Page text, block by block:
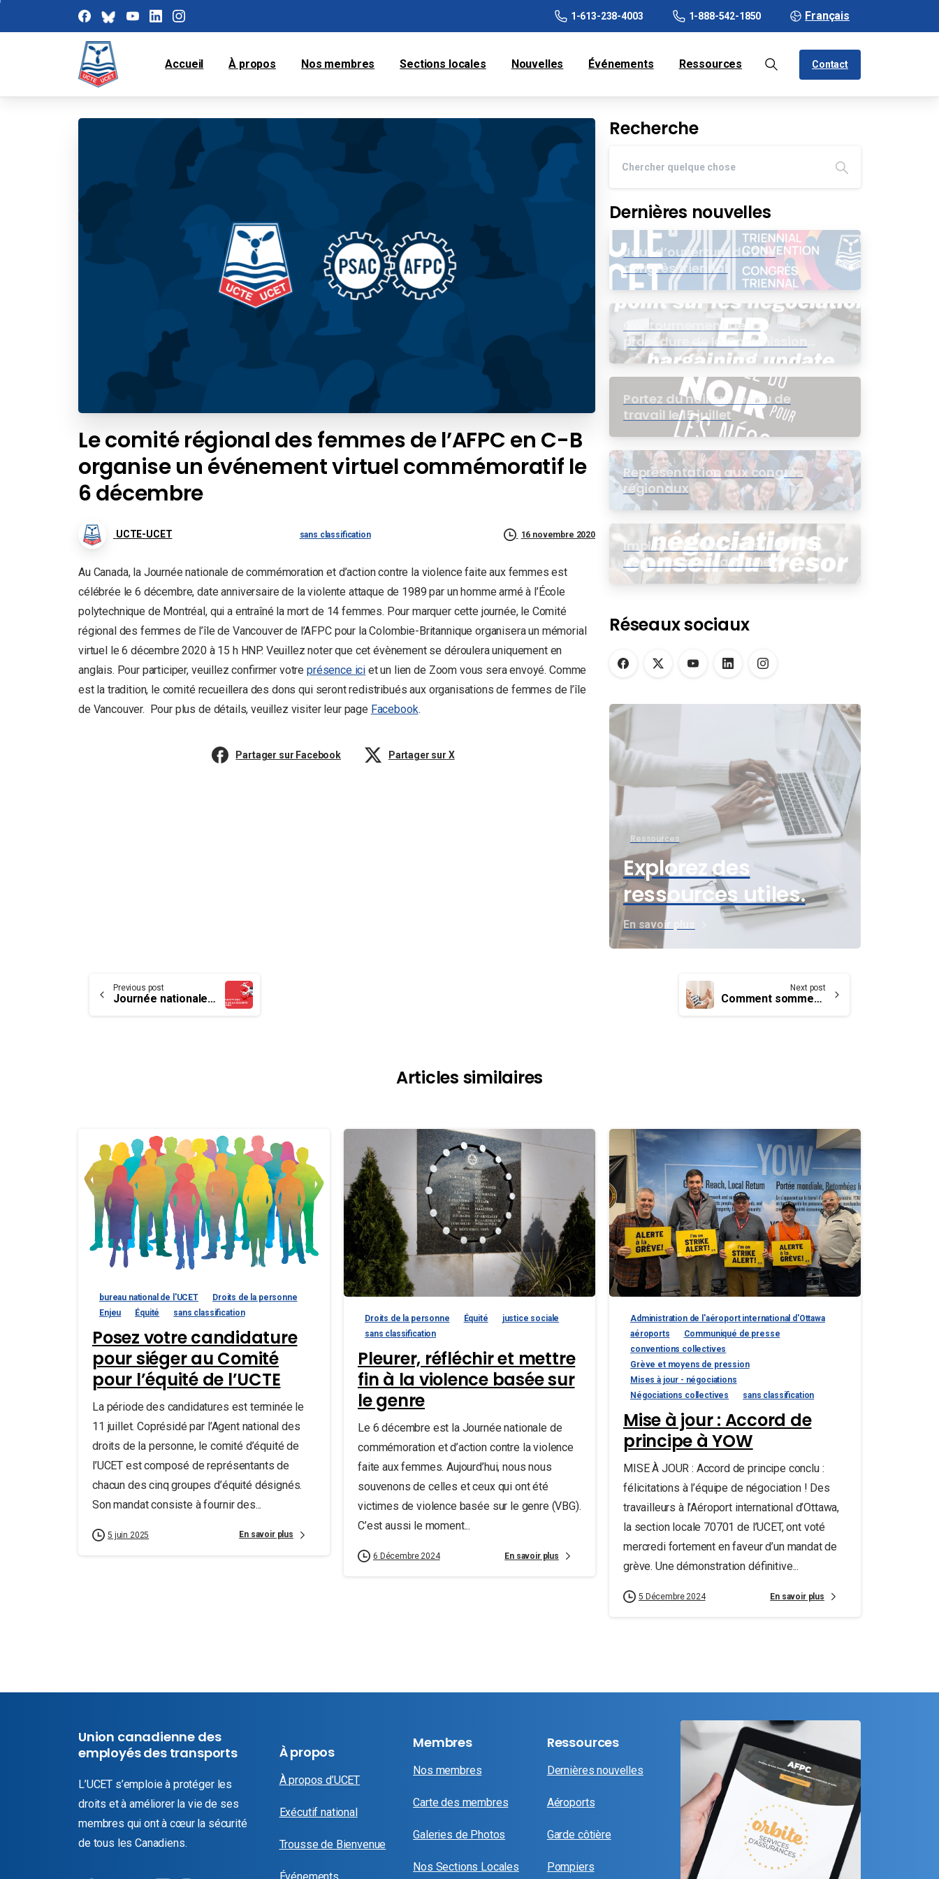
1-613-238-4003 1-888-542-1850 Français
Accueil À propos Nos membres Sections locales Nouvelles Événements Ressources Contact
Le comité régional des femmes de l’AFPC en C-B
organise un événement virtuel commémoratif le
6 décembre
UCTE-UCET sans classification 16 novembre 2020
Au Canada, la Journée nationale de commémoration et d’action contre la violence faite aux femmes est
célébrée le 6 décembre, date anniversaire de la violente attaque de 1989 par un homme armé à l’École
polytechnique de Montréal, qui a entraîné la mort de 14 femmes. Pour marquer cette journée, le Comité
régional des femmes de l’île de Vancouver de l’AFPC pour la Colombie-Britannique organisera un mémorial
virtuel le 6 décembre 2020 à 15 h HNP. Veuillez noter que cet évènement se déroulera uniquement en
anglais. Pour participer, veuillez confirmer votre présence ici et un lien de Zoom vous sera envoyé. Comme
est la tradition, le comité recueillera des dons qui seront redistribués aux organisations de femmes de l’île
de Vancouver. Pour plus de détails, veuillez visiter leur page Facebook.
Partager sur Facebook Partager sur X
Recherche
Dernières nouvelles
Jour d’ouverture du 20e
congrès triennal
Contournement de la
procédure de la Commission
de l’intérêt public (CIP) pour le
groupe EB
Portez du noir sur le lieu de
travail le 15 juillet
Représentation aux congrès
régionaux
Impliquez-vous dans les
négociations dans une
assemblée virtuelle
Réseaux sociaux
Ressources
Explorez des
ressources utiles.
En savoir plus
Continue
Previous post
Journée nationale de sensibilisation à la sécurité des drones
Next post
Comment sommes-nous arrivés à intégrer les congés de maternité et parentaux?
Articles similaires
bureau national de l'UCET
Droits de la personne
Enjeu
Équité sans classification
Posez votre candidature
pour siéger au Comité
pour l’équité de l’UCTE
La période des candidatures est terminée le
11 juillet. Coprésidé par l’Agent national des
droits de la personne, le comité d’équité de
l’UCET est composé de représentants de
chacun des cinq groupes d’équité désignés.
Son mandat consiste à fournir des...
5 juin 2025 En savoir plus
Droits de la personne Équité
justice sociale
sans classification
Pleurer, réfléchir et mettre
fin à la violence basée sur
le genre
Le 6 décembre est la Journée nationale de
commémoration et d’action contre la violence
faite aux femmes. Aujourd’hui, nous nous
souvenons de celles et ceux qui ont été
victimes de violence basée sur le genre (VBG).
C’est aussi le moment...
6 Décembre 2024 En savoir plus
Administration de l'aéroport international d'Ottawa
aéroports
Communiqué de presse
conventions collectives
Grève et moyens de pression
Mises à jour - négociations
Négociations collectives
sans classification
Mise à jour : Accord de
principe à YOW
MISE À JOUR : Accord de principe conclu :
félicitations à l’équipe de négociation ! Des
travailleurs à l’Aéroport international d’Ottawa,
la section locale 70701 de l’UCET, ont voté
mercredi fortement en faveur d’un mandat de
grève. Une démonstration définitive...
5 Décembre 2024 En savoir plus
Union canadienne des
employés des transports
L’UCET s’emploie à protéger les
droits et à améliorer la vie de ses
membres qui ont à cœur la sécurité
de tous les Canadiens.
À propos
À propos d’UCET
Exécutif national
Trousse de Bienvenue
Événements
Membres
Nos membres
Carte des membres
Galeries de Photos
Nos Sections Locales
Ressources
Dernières nouvelles
Aéroports
Garde côtière
Pompiers